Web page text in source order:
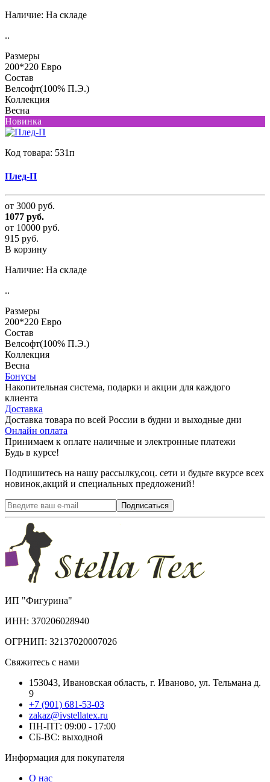
Наличие: На складе
..
Размеры
200*220 Евро
Состав
Велсофт(100% П.Э.)
Коллекция
Весна
Новинка
Код товара: 531п
Плед-П
от 3000 руб.
1077 руб.
от 10000 руб.
915 руб.
В корзину
Наличие: На складе
..
Размеры
200*220 Евро
Состав
Велсофт(100% П.Э.)
Коллекция
Весна
Бонусы
Накопительная система, подарки и акции для каждого
клиента
Доставка
Доставка товара по всей России в будни и выходные дни
Онлайн оплата
Принимаем к оплате наличные и электронные платежи
Будь в курсе!
Подпишитесь на нашу рассылку,соц. сети и будьте вкурсе всех
новинок,акций и специальных предложений!
Подписаться
ИП "Фигурина"
ИНН: 370206028940
ОГРНИП: 32137020007026
Свяжитесь с нами
153043, Ивановская область, г. Иваново, ул. Тельмана д.
9
+7 (901) 681-53-03
zakaz@ivstellatex.ru
ПН-ПТ: 09:00 - 17:00
СБ-ВС: выходной
Информация для покупателя
О нас